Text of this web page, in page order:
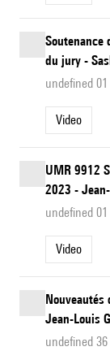
Soutenance
du jury -
undefined
Video
UMR 9912
2023 -
undefined
Video
Jean-Louis
undefined